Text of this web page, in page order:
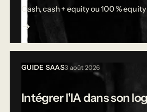
Cash, cash + equity ou 100 %
GUIDE SAAS3 août 2026
Intégrer l'IA dans son